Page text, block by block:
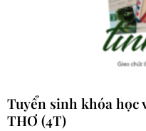
Tuyển sinh khóa học
THƠ (4T)